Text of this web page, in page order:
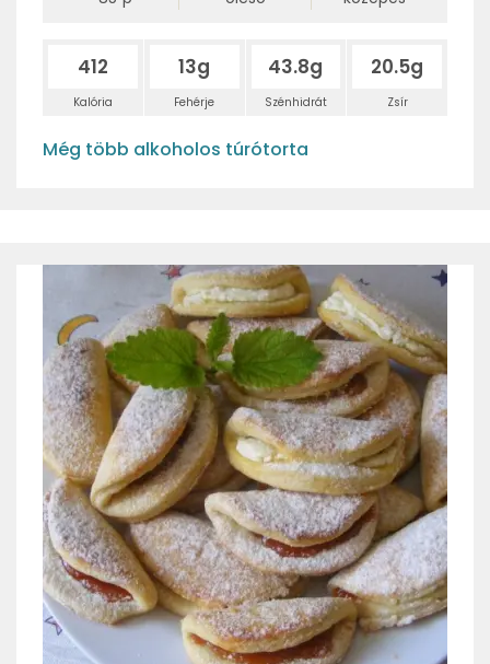
412
Kalória
13g
Fehérje
43.8g
Szénhidrát
20.5g
Zsír
Még több alkoholos túrótorta